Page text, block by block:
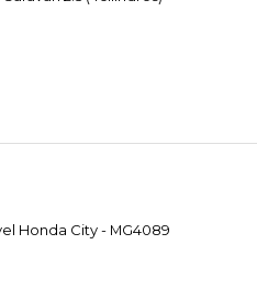
Honda City - MG4089